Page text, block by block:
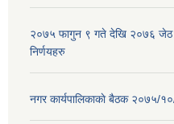
२०७५ फागुन ९ गते देखि २०७६ जेठ
निर्णयहरु
नगर कार्यपालिकाकाे बैठक २०७५/